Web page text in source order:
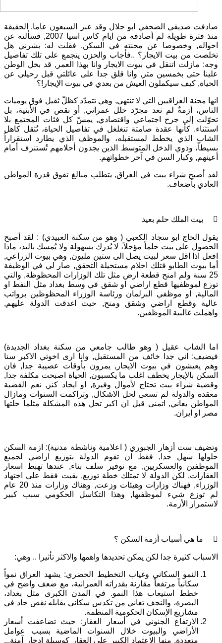
صادفت صديقي الصحفي ابو جلال وقد عبر السبعون عاما, الحقيقة
منذ فترة طويلة لم أصادفه من ايام كاس اسيا 2007, فسألته عن
احواله, وخصوصا عن محنته في السكن, فقلت له: بشرني هل
تخلصت من بيت الايجار؟ ..فأجاب والحزن يتجمع على تلك تفاصيل
وجه: مازلت اتنقل في بيوت الايجار وانا بهذا العمر, قد بخل الوطن
علينا حتى بخمسين متر, وانا قلق جدا على عائلتي قبل رحيلي عن
الحياة, كيف سيكملون العيش من بعدي في بيوت الإيجار!؟
انها محنة العراقيين التي لا تنتهي, وهي تتمدّد كظلّ ثقيل فوق يوميات
الناس، أزمةٌ لم تعد مجرّد خلل عمراني, أو نقص في الأبنية، بل
تحوّلت إلى جرح اجتماعي واقتصادي, يمسّ كل فئات المجتمع بلا
استثناء. كأنها عقدة صامتة تتغلغل في تفاصيل الحياة، تُثقل كاهل
الشاب الذي يخطط لمستقبله، والموظف الذي يطارد استقراراً
بسيطاً، وذوي الدخل المتوسط الذين يجدون أحلامهم تُستنزف أمام
أعينهم, وكبار السن في آخر خطواتهم.
لقد أصبح شراء بيت في العراق, يتطلب مبالغ تفوق قدرة المواطن
العادي بأضعاف.
 بيت الملك حلم بعيد
يقول الحاج ابو سجاد الكعبي ( وهو من سكنة العبيدي) : لقد أصبح
الحصول على بيت حلماً مؤجلاً، لا يُدرك بسهولة ولا يُمسك باليد، ماذا
افعل اذا اقل سعر لبيت يصل الى ستين مليون, وهي بيوت الزراعي,
أما بيوت الطابو فتلك احلام مستحيلة التحقق, صار لي في الوظيفة
25 سنة ولم امنح قطعة ارض مثل تلك الوزارات المحظوظة, والتي
توزع لموظفيها قطع اراضي او شقق في وسط بغداد مثل النفط او
المالية, او موظفي البرلمان ورئاسة الوزراء المحظوظين برواتب
عالية وقطع اراضي وشقق ومنح, حيث اغدقت الدولة عليهم,
واهملت غالبية الموظفين.
اما الشاب عقيل ( وهو طالب جامعي من سكنة بغداد الجديدة)
فيضيف: اني جدا خائف من المستقبل, وانا ارى اخوتي الاكبر سنا
وهم يعيشون في بيوت الايجار, يمرون بأوقات عصيبة جدا, فان
السكن بالإيجار يخطف اغلب ما يكسبون, الحياة اصبحت مكلفة جدا,
وقضية شراء بيت تحتاج لأموال وفيرة, او ايجاد كنز, نعم القضية
معقدة والدولة لم تسعى لحل الاشكال, وتراكمت السنوات ومازال
المواطن يعاني, اتمنى قبل ان اكبر تحل هذه المشكلة مثلما حلتها
مصر او ايران.
وتضيف ست أزهار الجبوري ( اعلامية وناشطة مدنية): ازمة السكن
حلولها سهل جدا, فقط ان تقوم الدولة بتوزيع اراضي لجميع
الموظفين والعسكريين, مع توفير سلف بناء, عندها تهبط اسعار
العقارات, لكن الدولة لا تمتلك خطة توزيع, بقيت فقط على اجتهاد
الوزراء, فهناك وزارات وهيئات وزعت, وهناك وزارات منذ 20 عام
لم توزع شيء لموظفيها, وهذا التكاسل الحكومي سبب كبير
لاستمرار الأزمة.
 ما هي أسباب أزمة السكن ؟
الاسباب كثيرة جدا لكن يمكن تحديدها واهمها والاكثر تأثيرا .. وهي:
النمو السكاني وغياب التخطيط الحضري: يشهد العراق نمواً
سكانياً مرتفعاً مقارنة بقدراته العمرانية، مع ضعف واضح في
خطط استيعاب هذا النمو. في المدن الكبرى مثل بغداد،
البصرة، والنجف تعاني من تكدس سكاني يقابله نقص حاد في
مشاريع الإسكان الحكومية المنظمة.
الارتفاع الجنوني في أسعار العقار: حيث تضاعفت أسعار
الأراضي والبيوت خلال السنوات الماضية بسبب عوامل
متعددة, منها الاعتماد الكبير على العقار كوسيلة ادخار آمنة...